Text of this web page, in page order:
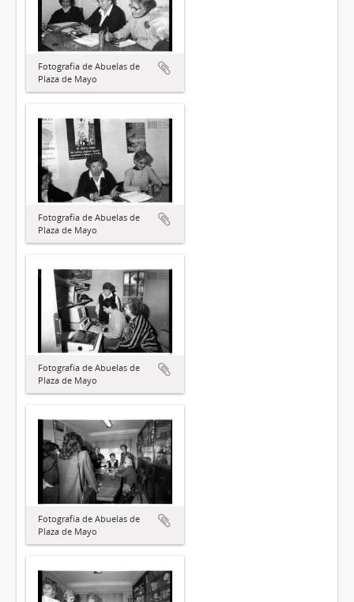
Fotografía de Abuelas de
Plaza de Mayo
Fotografía de Abuelas de
Plaza de Mayo
Fotografía de Abuelas de
Plaza de Mayo
Fotografía de Abuelas de
Plaza de Mayo